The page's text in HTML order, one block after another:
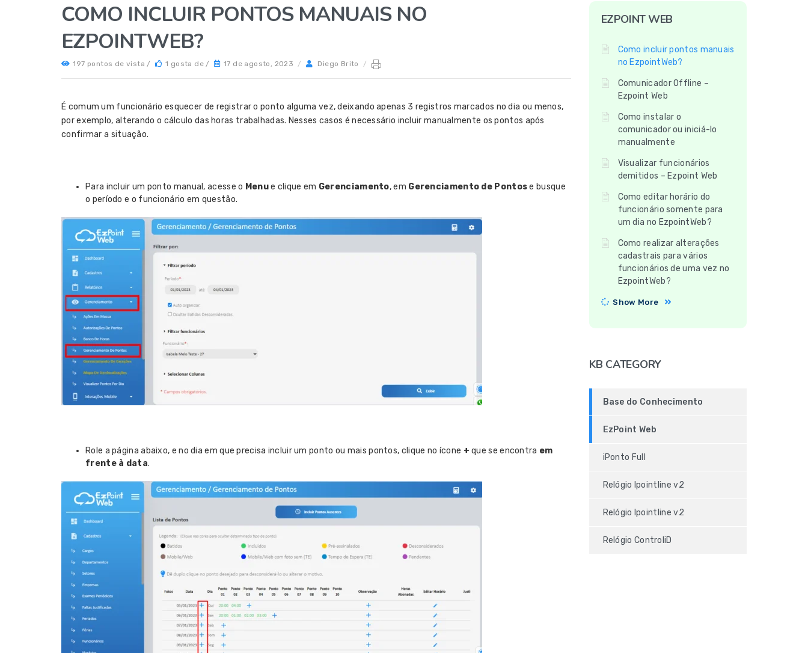
COMO INCLUIR PONTOS MANUAIS NO
EZPOINTWEB?
197 pontos de vista / 1 gosta de / 17 de agosto, 2023 / Diego Brito /
É comum um funcionário esquecer de registrar o ponto alguma vez, deixando apenas 3 registros marcados no dia ou menos,
por exemplo, alterando o cálculo das horas trabalhadas. Nesses casos é necessário incluir manualmente os pontos após
confirmar a situação.
Para incluir um ponto manual, acesse o Menue clique em Gerenciamento, em Gerenciamento de Pontose busque
o período e o funcionário em questão.
Role a página abaixo, e no dia em que precisa incluir um ponto ou mais pontos, clique no ícone + que se encontra em
frente à data.
EZPOINT WEB
Como incluir pontos manuais
no EzpointWeb?
Comunicador Offline –
Ezpoint Web
Como instalar o
comunicador ou iniciá-lo
manualmente
Visualizar funcionários
demitidos – Ezpoint Web
Como editar horário do
funcionário somente para
um dia no EzpointWeb?
Como realizar alterações
cadastrais para vários
funcionários de uma vez no
EzpointWeb?
Show More
KB CATEGORY
Base do Conhecimento
EzPoint Web
iPonto Full
Relógio Ipointline v2
Relógio Ipointline v2
Relógio ControliD